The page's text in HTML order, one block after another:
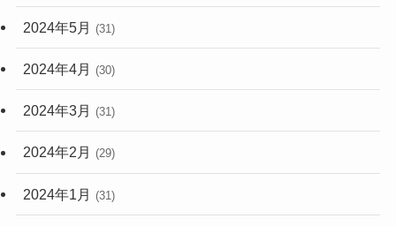
2024年5月 (31)
2024年4月 (30)
2024年3月 (31)
2024年2月 (29)
2024年1月 (31)